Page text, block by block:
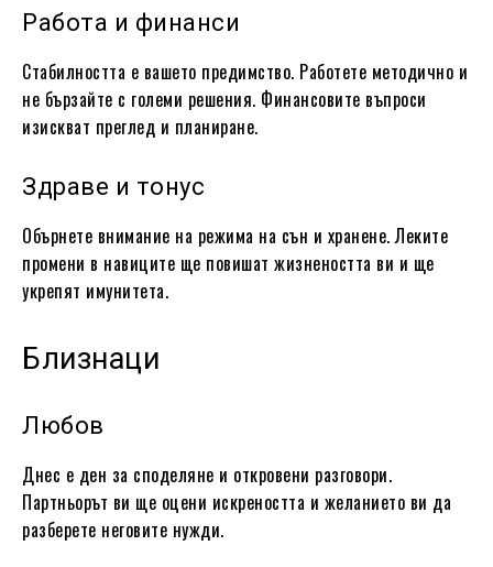
Работа и финанси
Стабилността е вашето предимство. Работете методично и
не бързайте с големи решения. Финансовите въпроси
изискват преглед и планиране.
Здраве и тонус
Обърнете внимание на режима на сън и хранене. Леките
промени в навиците ще повишат жизнеността ви и ще
укрепят имунитета.
Близнаци
Любов
Днес е ден за споделяне и откровени разговори.
Партньорът ви ще оцени искреността и желанието ви да
разберете неговите нужди.